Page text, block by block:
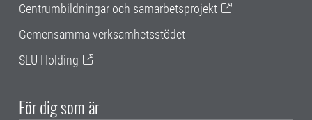
Centrumbildningar och samarbetsprojekt
Gemensamma verksamhetsstödet
SLU Holding
För dig som är